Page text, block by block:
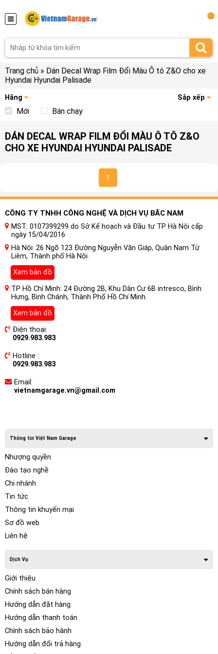
Trang chủ » Dán Decal Wrap Film Đổi Màu Ô tô Z&O cho xe
Hyundai Hyundai Palisade
Hãng Sắp xếp
Mới Bán chạy
DÁN DECAL WRAP FILM ĐỔI MÀU Ô TÔ Z&O
CHO XE HYUNDAI HYUNDAI PALISADE
1
CÔNG TY TNHH CÔNG NGHỆ VÀ DỊCH VỤ BẮC NAM
MST: 0107399299 do Sở Kế hoạch và Đầu tư TP Hà Nội cấp
ngày 15/04/2016
Hà Nội: 26 Ngõ 123 Đường Nguyễn Văn Giáp, Quận Nam Từ
Liêm, Thành phố Hà Nội.
Xem bản đồ
TP Hồ Chí Minh: 24 Đường 2B, Khu Dân Cư 6B intresco, Bình
Hưng, Bình Chánh, Thành Phố Hồ Chí Minh.
Xem bản đồ
Điện thoại:
0929.983.983
Hotline :
0929.983.983
Email:
vietnamgarage.vn@gmail.com
Thông tin Việt Nam Garage
Nhượng quyền
Đào tạo nghề
Chi nhánh
Tin tức
Thông tin khuyến mại
Sơ đồ web
Liên hệ
Dịch Vụ
Giới thiệu
Chính sách bán hàng
Hướng dẫn đặt hàng
Hướng dẫn thanh toán
Chính sách bảo hành
Hướng dẫn đổi trả hàng